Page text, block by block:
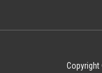
Copyright